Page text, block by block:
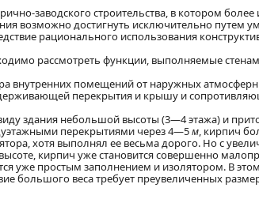
заводского строительства, в котором
возможно достигнуть исключительно путем
рационального использования
рассмотреть функции, выполняемые
внутренних помещений от наружных
перекрытия и крышу и
здания небольшой высоты (3—4 этажа) и
перекрытиями через 4—5м, кирпич
хотя выполнял ее весьма дорого. Но с
кирпич уже становится совершенно
уже простым заполнением и изолятором. В
большого веса требует преувеличенных